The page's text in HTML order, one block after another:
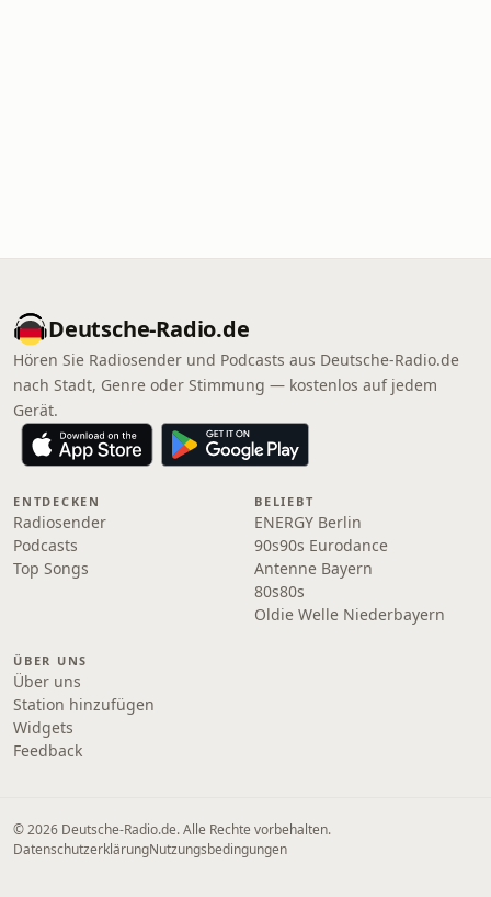
Deutsche-Radio.de
Hören Sie Radiosender und Podcasts aus Deutsche-Radio.de
nach Stadt, Genre oder Stimmung — kostenlos auf jedem
Gerät.
ENTDECKEN
Radiosender
Podcasts
Top Songs
BELIEBT
ENERGY Berlin
90s90s Eurodance
Antenne Bayern
80s80s
Oldie Welle Niederbayern
ÜBER UNS
Über uns
Station hinzufügen
Widgets
Feedback
© 2026 Deutsche-Radio.de. Alle Rechte vorbehalten.
DatenschutzerklärungNutzungsbedingungen